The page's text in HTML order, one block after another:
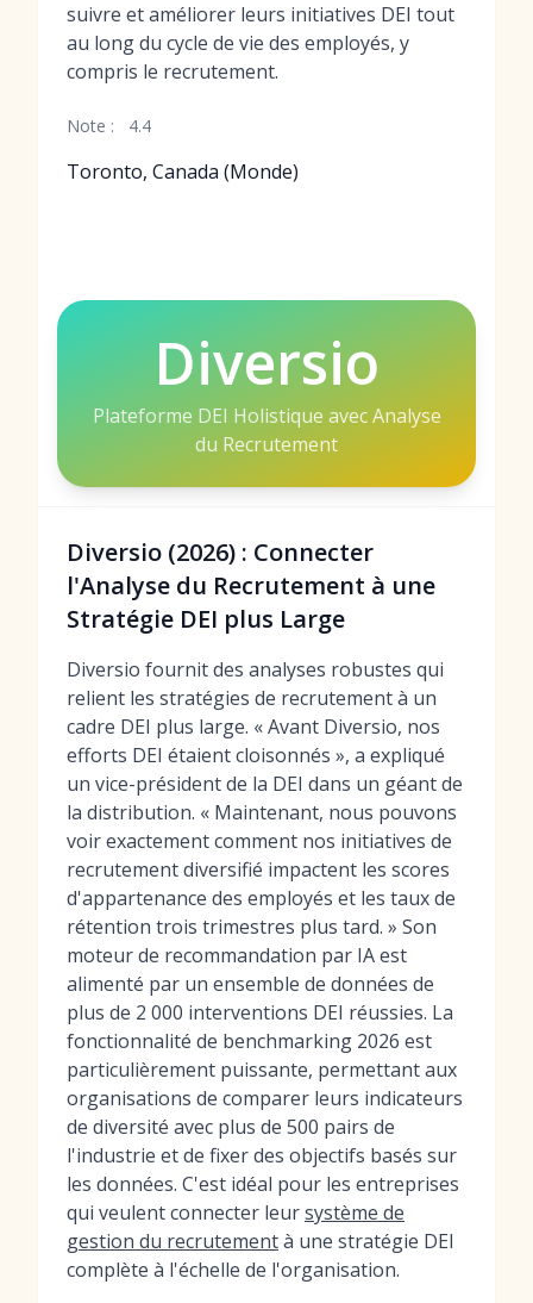
suivre et améliorer leurs initiatives DEI tout
au long du cycle de vie des employés, y
compris le recrutement.
Note : 4.4
Toronto, Canada (Monde)
Diversio
Plateforme DEI Holistique avec Analyse
du Recrutement
Diversio (2026) : Connecter
l'Analyse du Recrutement à une
Stratégie DEI plus Large
Diversio fournit des analyses robustes qui
relient les stratégies de recrutement à un
cadre DEI plus large. « Avant Diversio, nos
efforts DEI étaient cloisonnés », a expliqué
un vice-président de la DEI dans un géant de
la distribution. « Maintenant, nous pouvons
voir exactement comment nos initiatives de
recrutement diversifié impactent les scores
d'appartenance des employés et les taux de
rétention trois trimestres plus tard. » Son
moteur de recommandation par IA est
alimenté par un ensemble de données de
plus de 2 000 interventions DEI réussies. La
fonctionnalité de benchmarking 2026 est
particulièrement puissante, permettant aux
organisations de comparer leurs indicateurs
de diversité avec plus de 500 pairs de
l'industrie et de fixer des objectifs basés sur
les données. C'est idéal pour les entreprises
qui veulent connecter leursystème de
gestion du recrutementà une stratégie DEI
complète à l'échelle de l'organisation.